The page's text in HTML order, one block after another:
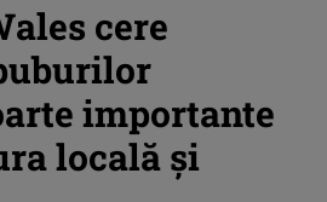
cere
importante
locală și